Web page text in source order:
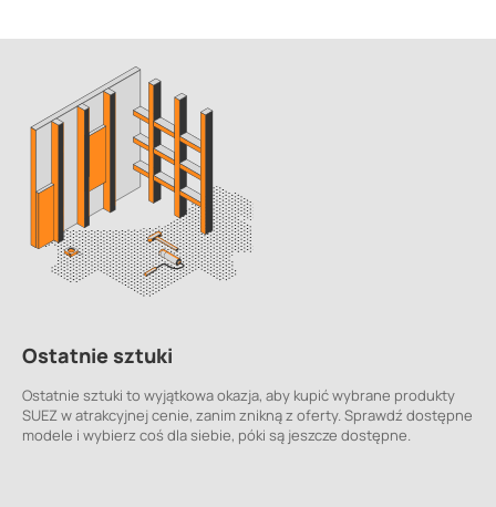
Ostatnie sztuki
Ostatnie sztuki to wyjątkowa okazja, aby kupić wybrane produkty
SUEZ w atrakcyjnej cenie, zanim znikną z oferty. Sprawdź dostępne
modele i wybierz coś dla siebie, póki są jeszcze dostępne.